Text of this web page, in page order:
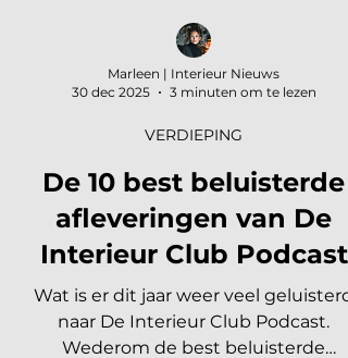
30 dec 2025
3 minuten om te lezen
VERDIEPING
De 10 best beluisterde
afleveringen van De
Interieur Club Podcast